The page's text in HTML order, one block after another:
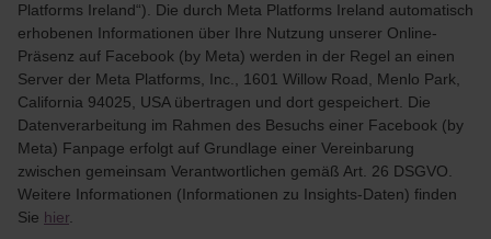
Platforms Ireland“). Die durch Meta Platforms Ireland automatisch
erhobenen Informationen über Ihre Nutzung unserer Online-
Präsenz auf Facebook (by Meta) werden in der Regel an einen
Server der Meta Platforms, Inc., 1601 Willow Road, Menlo Park,
California 94025, USA übertragen und dort gespeichert. Die
Datenverarbeitung im Rahmen des Besuchs einer Facebook (by
Meta) Fanpage erfolgt auf Grundlage einer Vereinbarung
zwischen gemeinsam Verantwortlichen gemäß Art. 26 DSGVO.
Weitere Informationen (Informationen zu Insights-Daten) finden
Sie hier.